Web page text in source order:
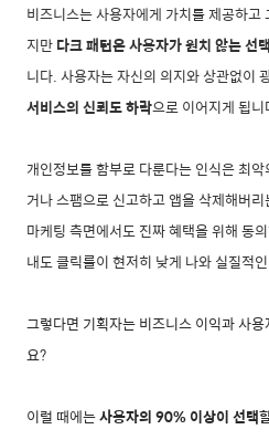
비즈니스는 사용자에게 가치를 제공하
지만다크 패턴은 사용자가 원치 않는 선
니다. 사용자는 자신의 의지와 상관없이
서비스의 신뢰도 하락으로 이어지게 됩니
개인정보를 함부로 다룬다는 인식은 최
거나 스팸으로 신고하고 앱을 삭제해버
마케팅 측면에서도 진짜 혜택을 위해 동
내도 클릭률이 현저히 낮게 나와 실질적
그렇다면 기획자는 비즈니스 이익과 사
요?
이럴 때에는사용자의 90% 이상이 선